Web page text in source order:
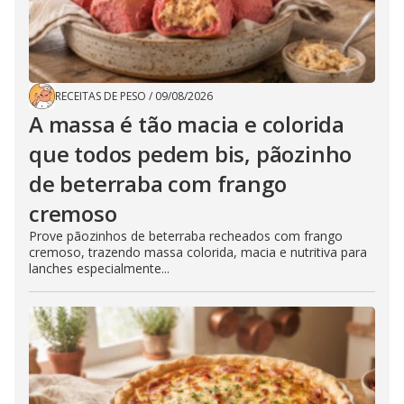
RECEITAS DE PESO / 09/08/2026
A massa é tão macia e colorida
que todos pedem bis, pãozinho
de beterraba com frango
cremoso
Prove pãozinhos de beterraba recheados com frango
cremoso, trazendo massa colorida, macia e nutritiva para
lanches especialmente...